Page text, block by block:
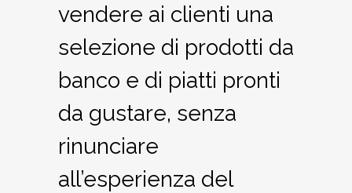
vendere ai clienti una
selezione di prodotti da
banco e di piatti pronti
da gustare, senza
rinunciare
all’esperienza del